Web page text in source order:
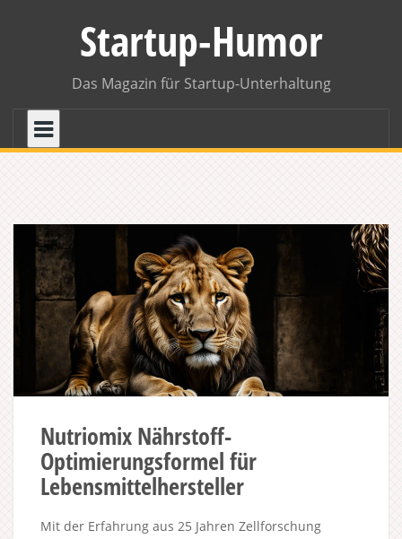
Startup-Humor
Das Magazin für Startup-Unterhaltung
Nutriomix Nährstoff-
Optimierungsformel für
Lebensmittelhersteller
Mit der Erfahrung aus 25 Jahren Zellforschung